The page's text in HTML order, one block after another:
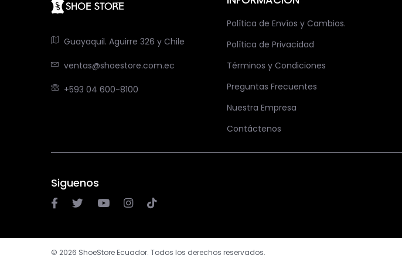
Guayaquil. Aguirre 326 y Chile
ventas@shoestore.com.ec
+593 04 600-8100
Política de Envíos y Cambios.
Política de Privacidad
Términos y Condiciones
Preguntas Frecuentes
Nuestra Empresa
Contáctenos
Siguenos
© 2026 ShoeStore Ecuador. Todos los derechos reservados.